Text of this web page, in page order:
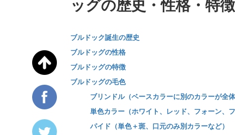
ッグの歴史・性格・特
ブルドック誕生の歴史
ブルドッグの性格
ブルドッグの特徴
ブルドッグの毛色
ブリンドル（ベースカラーに別のカラーが全
単色カラー（ホワイト、レッド、フォーン、フ
パイド（単色＋斑、口元のみ別カラーなど）